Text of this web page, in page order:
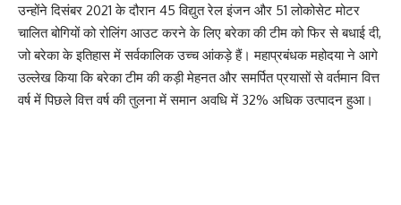
उन्होंने दिसंबर 2021 के दौरान 45 विद्युत रेल इंजन और 51 लोकोसेट मोटर
चालित बोगियों को रोलिंग आउट करने के लिए बरेका की टीम को फिर से बधाई दी,
जो बरेका के इतिहास में सर्वकालिक उच्च आंकड़े हैं। महाप्रबंधक महोदया ने आगे
उल्लेख किया कि बरेका टीम की कड़ी मेहनत और समर्पित प्रयासों से वर्तमान वित्त
वर्ष में पिछले वित्त वर्ष की तुलना में समान अवधि में 32% अधिक उत्पादन हुआ।